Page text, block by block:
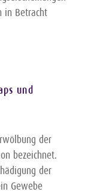
in Betracht
und
der
bezeichnet.
der
Gewebe